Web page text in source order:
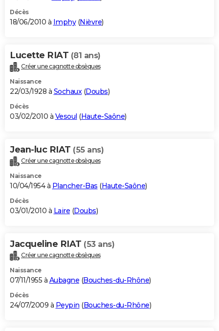
Décès
18/06/2010 à Imphy(Nièvre)
Lucette RIAT (81 ans)
Créer une cagnotte obsèques
Naissance
22/03/1928 à Sochaux(Doubs)
Décès
03/02/2010 à Vesoul (Haute-Saône)
Jean-luc RIAT (55 ans)
Créer une cagnotte obsèques
Naissance
10/04/1954 à Plancher-Bas (Haute-Saône)
Décès
03/01/2010 à Laire (Doubs)
Jacqueline RIAT (53 ans)
Créer une cagnotte obsèques
Naissance
07/11/1955 à Aubagne (Bouches-du-Rhône)
Décès
24/07/2009 à Peypin (Bouches-du-Rhône)